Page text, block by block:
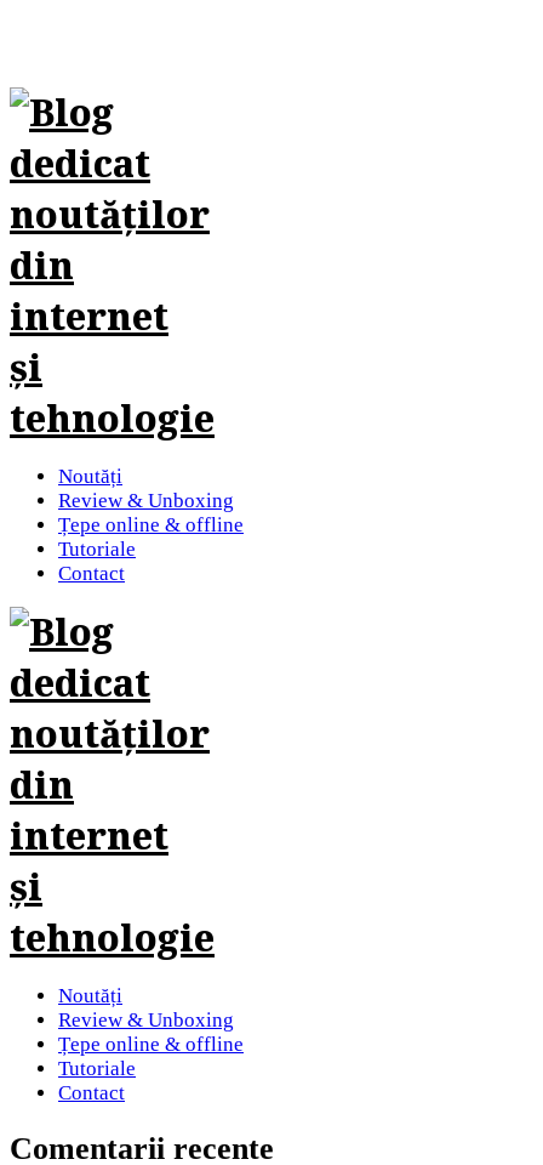
Noutăți
Review & Unboxing
Țepe online & offline
Tutoriale
Contact
Noutăți
Review & Unboxing
Țepe online & offline
Tutoriale
Contact
Comentarii recente